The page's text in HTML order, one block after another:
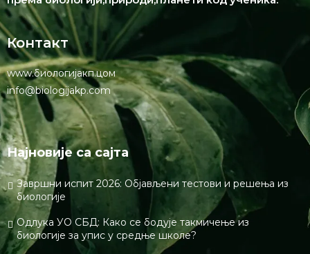
Контакт
www.биологијакп.цом
info@biologijakp.com
Најновије са сајта
Завршни испит 2026: Објављени тестови и решења из
биологије
Одлука УО СБД: Како се бодује такмичење из
биологије за упис у средње школе?